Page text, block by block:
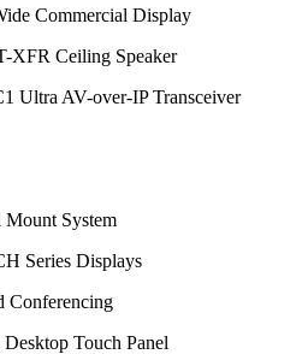
Commercial Display
XFR Ceiling Speaker
Ultra AV-over-IP Transceiver
Mount System
Series Displays
Conferencing
Touch Panel